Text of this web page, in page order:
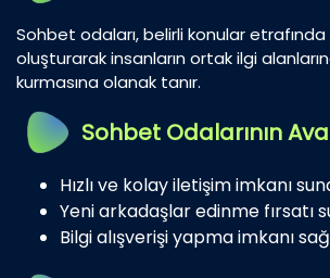
Sohbet odaları, belirli konular
oluşturarak insanların ortak ilgi
kurmasına olanak tanır.
Sohbet Odalarının
Hızlı ve kolay iletişim imkanı
Yeni arkadaşlar edinme fırsatı
Bilgi alışverişi yapma imkanı